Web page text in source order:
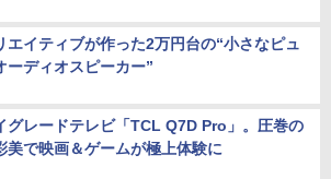
エイティブが作った2万円台の“小さなピュ
ーディオスピーカー”
グレードテレビ「TCL Q7D Pro」。圧巻の
美で映画＆ゲームが極上体験に